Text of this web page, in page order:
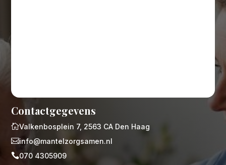
Contactgegevens
Valkenbosplein 7, 2563 CA Den Haag
info@mantelzorgsamen.nl
070 4305909